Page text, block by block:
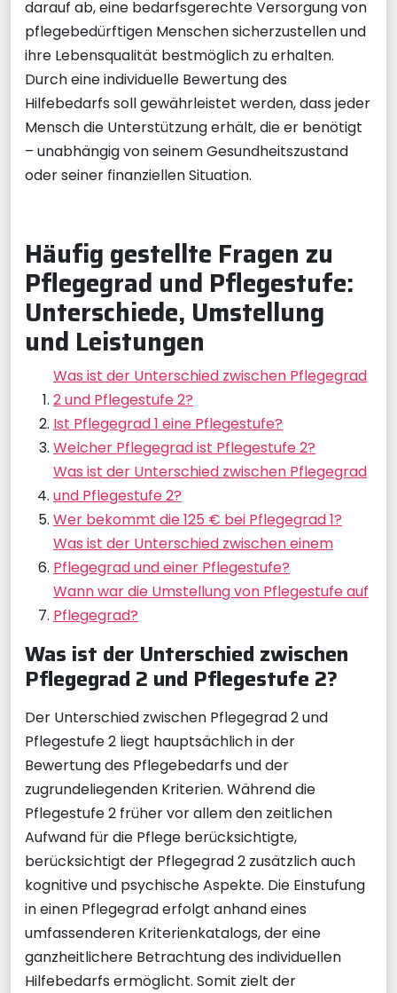
darauf ab, eine bedarfsgerechte Versorgung von
pflegebedürftigen Menschen sicherzustellen und
ihre Lebensqualität bestmöglich zu erhalten.
Durch eine individuelle Bewertung des
Hilfebedarfs soll gewährleistet werden, dass jeder
Mensch die Unterstützung erhält, die er benötigt
– unabhängig von seinem Gesundheitszustand
oder seiner finanziellen Situation.
Häufig gestellte Fragen zu
Pflegegrad und Pflegestufe:
Unterschiede, Umstellung
und Leistungen
Was ist der Unterschied zwischen Pflegegrad
2 und Pflegestufe 2?
Ist Pflegegrad 1 eine Pflegestufe?
Welcher Pflegegrad ist Pflegestufe 2?
Was ist der Unterschied zwischen Pflegegrad
und Pflegestufe 2?
Wer bekommt die 125 € bei Pflegegrad 1?
Was ist der Unterschied zwischen einem
Pflegegrad und einer Pflegestufe?
Wann war die Umstellung von Pflegestufe auf
Pflegegrad?
Was ist der Unterschied zwischen
Pflegegrad 2 und Pflegestufe 2?
Der Unterschied zwischen Pflegegrad 2 und
Pflegestufe 2 liegt hauptsächlich in der
Bewertung des Pflegebedarfs und der
zugrundeliegenden Kriterien. Während die
Pflegestufe 2 früher vor allem den zeitlichen
Aufwand für die Pflege berücksichtigte,
berücksichtigt der Pflegegrad 2 zusätzlich auch
kognitive und psychische Aspekte. Die Einstufung
in einen Pflegegrad erfolgt anhand eines
umfassenderen Kriterienkatalogs, der eine
ganzheitlichere Betrachtung des individuellen
Hilfebedarfs ermöglicht. Somit zielt der